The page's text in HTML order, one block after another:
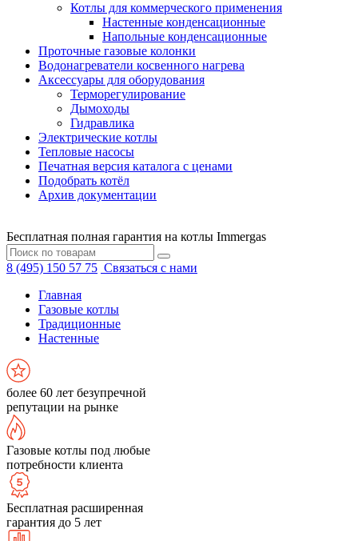
Котлы для коммерческого применения
Настенные конденсационные
Напольные конденсационные
Проточные газовые колонки
Водонагреватели косвенного нагрева
Аксессуары для оборудования
Терморегулирование
Дымоходы
Гидравлика
Электрические котлы
Тепловые насосы
Печатная версия каталога с ценами
Подобрать котёл
Архив документации
Бесплатная полная гарантия на котлы Immergas
8 (495) 150 57 75 Связаться с нами
Главная
Газовые котлы
Традиционные
Настенные
более 60 лет безупречной
репутации на рынке
Газовые котлы под любые
потребности клиента
Бесплатная расширенная
гарантия до 5 лет